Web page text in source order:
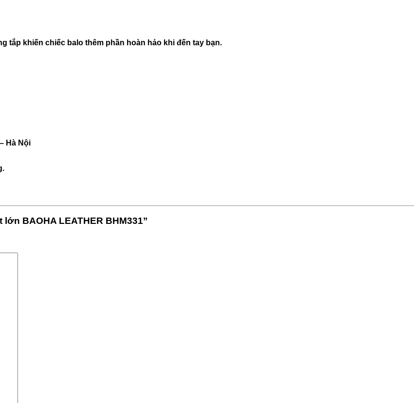
tắp khiến chiếc balo thêm phần hoàn hảo khi đến tay bạn.
Hà Nội
BAOHA LEATHER BHM331”